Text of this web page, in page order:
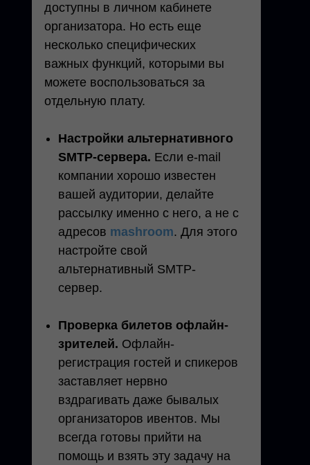
доступны в личном кабинете
организатора. Но есть еще
несколько специфических
важных функций, которыми вы
можете воспользоваться за
отдельную плату.
Настройки альтернативного
SMTP-сервера. Если e-mail
компании хорошо известен
вашей аудитории, делайте
рассылку именно с него, а не с
адресов mashroom. Для этого
настройте свой
альтернативный SMTP-
сервер.
Проверка билетов офлайн-
зрителей. Офлайн-
регистрация гостей и спикеров
заставляет нервно
вздрагивать даже бывалых
организаторов ивентов. Мы
всегда готовы прийти на
помощь и взять эту задачу на